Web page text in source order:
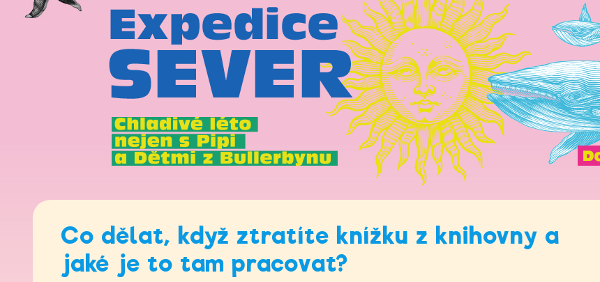
Co dělat, když ztratíte knížku z knihovny a
jaké je to tam pracovat?